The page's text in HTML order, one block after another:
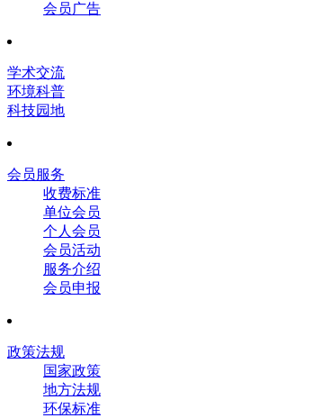
会员广告
学术交流
环境科普
科技园地
会员服务
收费标准
单位会员
个人会员
会员活动
服务介绍
会员申报
政策法规
国家政策
地方法规
环保标准